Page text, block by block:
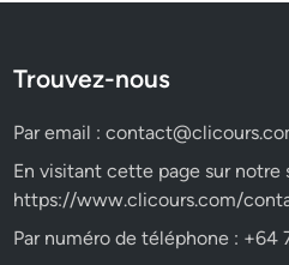
Trouvez-nous
Par email :
En visitant cette page sur notre
https://www.clicours.com/
Par numéro de téléphone : +64